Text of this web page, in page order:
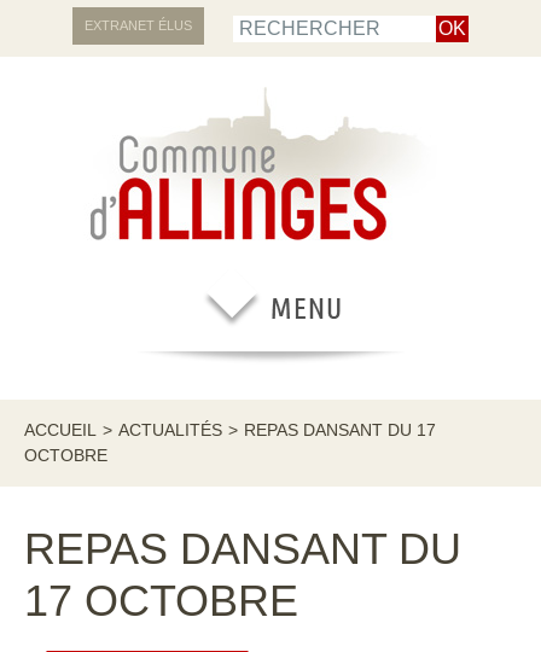
EXTRANET ÉLUS
ACCUEIL > ACTUALITÉS > REPAS DANSANT DU 17
OCTOBRE
REPAS DANSANT DU
17 OCTOBRE